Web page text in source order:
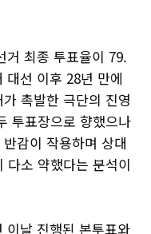
거 최종 투표율이 79.
선 이후 28년 만에
촉발한 극단의 진영
투표장으로 향했으나
감이 작용하며 상대
다소 약했다는 분석이
이날 진행된 본투표와